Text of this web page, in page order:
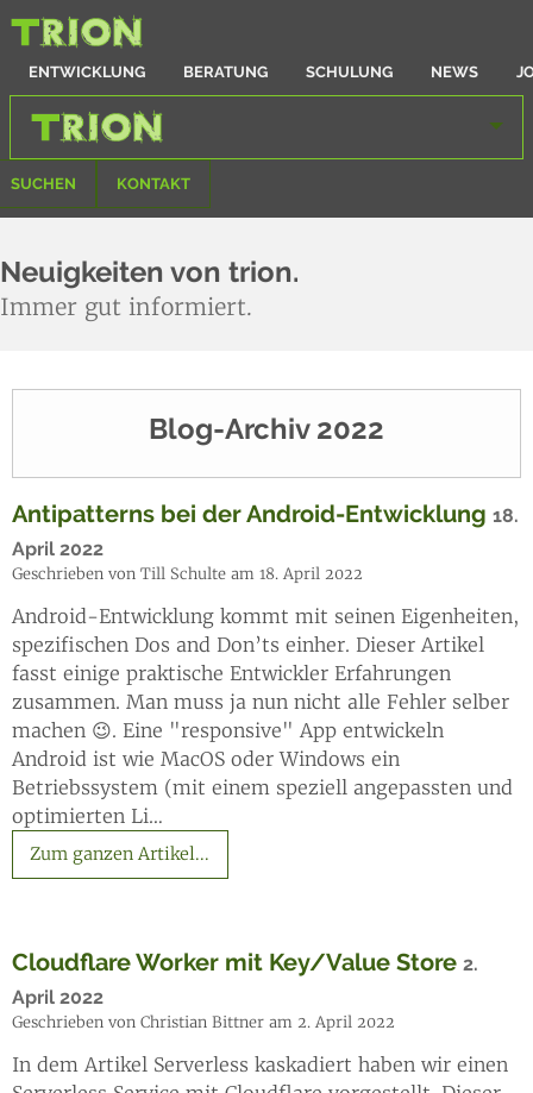
ENTWICKLUNG BERATUNG SCHULUNG NEWS
SUCHEN KONTAKT
Neuigkeiten von trion.
Immer gut informiert.
Blog-Archiv 2022
Antipatterns bei der Android-Entwicklung 18.
April 2022
Geschrieben von Till Schulte am 18. April 2022
Android-Entwicklung kommt mit seinen Eigenheiten,
spezifischen Dos and Don’ts einher. Dieser Artikel
fasst einige praktische Entwickler Erfahrungen
zusammen. Man muss ja nun nicht alle Fehler selber
machen 😉. Eine "responsive" App entwickeln
Android ist wie MacOS oder Windows ein
Betriebssystem (mit einem speziell angepassten und
optimierten Li…
Zum ganzen Artikel...
Cloudflare Worker mit Key/Value Store 2.
April 2022
Geschrieben von Christian Bittner am 2. April 2022
In dem Artikel Serverless kaskadiert haben wir einen